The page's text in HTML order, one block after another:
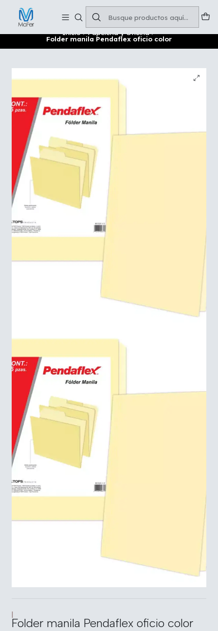
Inicio Papelería y Oficina
Folder manila Pendaflex oficio color
|
Folder manila Pendaflex oficio color